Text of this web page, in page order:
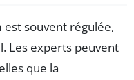
est souvent régulée,
Les experts peuvent
que la